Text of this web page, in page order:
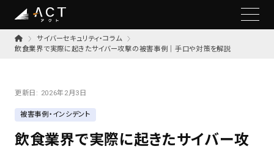
サイバーセキュリティ・コラム
飲食業界で実際に起きたサイバー攻撃の被害事例｜手口や対策を解説
更新日: 2026年2月3日
被害事例・インシデント
飲食業界で実際に起きたサイバー攻